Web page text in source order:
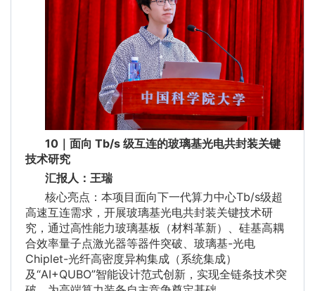
10｜面向 Tb/s 级互连的玻璃基光电共封装关键
技术研究
汇报人：王瑞
核心亮点：本项目面向下一代算力中心Tb/s级超
高速互连需求，开展玻璃基光电共封装关键技术研
究，通过高性能力玻璃基板（材料革新）、硅基高耦
合效率量子点激光器等器件突破、玻璃基-光电
Chiplet-光纤高密度异构集成（系统集成）
及“AI+QUBO”智能设计范式创新，实现全链条技术突